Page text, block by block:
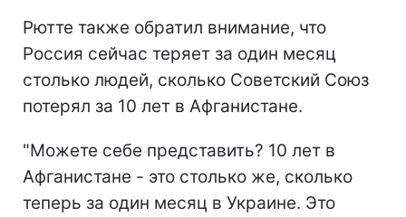
Рютте также обратил внимание, что
Россия сейчас теряет за один месяц
столько людей, сколько Советский Союз
потерял за 10 лет в Афганистане.
"Можете себе представить? 10 лет в
Афганистане - это столько же, сколько
теперь за один месяц в Украине. Это